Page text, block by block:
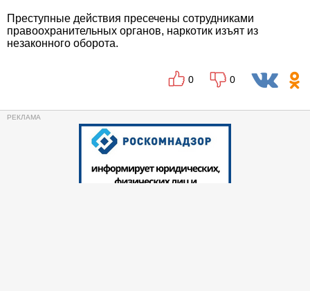
Преступные действия пресечены сотрудниками
правоохранительных органов, наркотик изъят из
незаконного оборота.
0 0